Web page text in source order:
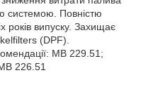
системою. Повністю
років випуску. Захищає
(DPF).
MB 229.51;
226.51